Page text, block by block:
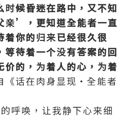
时候昏迷在路中，又不知
亲’，更知道全能者一直
着你的归来已经很久很
等待着一个没有答案的回
价的，为着人的心，为着
《话在肉身显现·全能者
唤，让我静下心来细